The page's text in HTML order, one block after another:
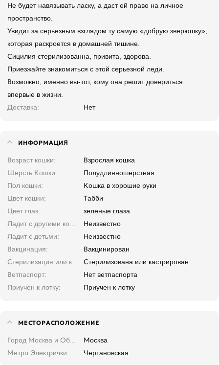
Не будет навязывать ласку, а даст ей право на личное
пространство.
Увидит за серьезным взглядом ту самую «добрую зверюшку»,
которая раскроется в домашней тишине.
Сицилия стерилизованна, привита, здорова.
Приезжайте знакомиться с этой серьезной леди.
Возможно, именно вы-тот, кому она решит довериться
впервые в жизни.
Доставка
Нет
ИНФОРМАЦИЯ
Возраст кошки
Взрослая кошка
Шерсть Кошки
Полудлинношерстная
Пол кошки
Кошка в хорошие руки
Цвет кошки
Табби
Цвет глаз
зеленые глаза
Ладит с другими кошками
Неизвестно
Ладит с детьми
Неизвестно
Вакцинация
Вакцинирован
Стерилизация или кастрация
Стерилизована или кастрирован
Ветпаспорт
Нет ветпаспорта
Приучен к лотку
Приучен к лотку
МЕСТОРАСПОЛОЖЕНИЕ
Город Москва и Область
Москва
Метро Электрички Москва и область
Чертановская